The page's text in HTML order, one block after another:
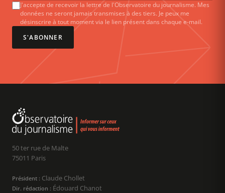
J'accepte de recevoir la lettre de l'Observatoire du journalisme. Mes
données ne seront jamais transmises à des tiers. Je peux me
désinscrire à tout moment via le lien présent dans chaque e-mail.
S'ABONNER
50 ter rue de Malte
75011 Paris
Président : Claude Chollet
Dir. rédaction : Édouard Chanot